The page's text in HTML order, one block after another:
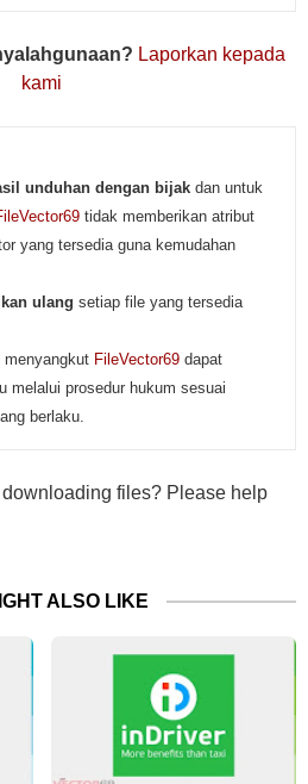
Laporkan kepada
kami
unduhan dengan bijak dan untuk
tidak memberikan atribut
yang tersedia guna kemudahan
ulang setiap file yang tersedia
menyangkut FileVector69 dapat
melalui prosedur hukum sesuai
berlaku.
files? Please help
ALSO LIKE